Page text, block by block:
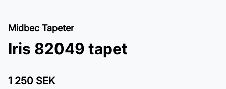
Midbec Tapeter
Iris 82049 tapet
1 250 SEK